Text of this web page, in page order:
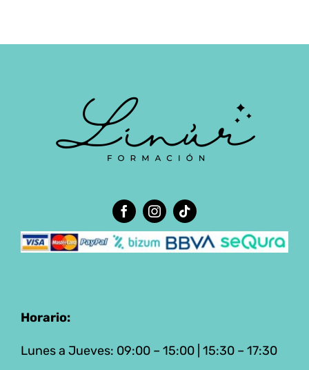
Horario:
Lunes a Jueves: 09:00 – 15:00 | 15:30 – 17:30